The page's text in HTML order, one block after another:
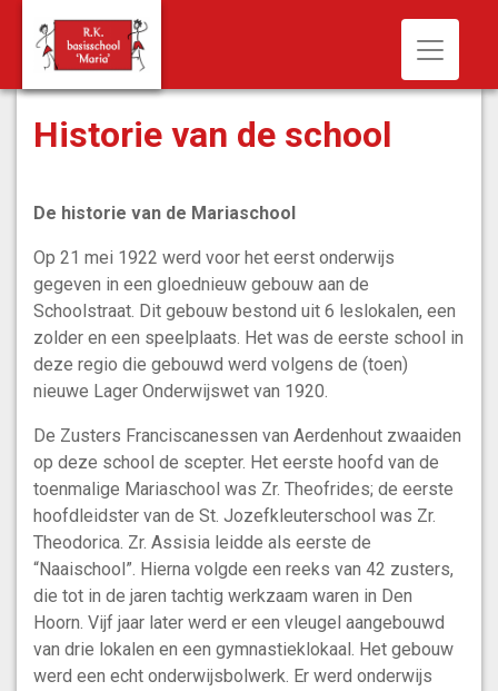
Toggle
Historie van de school
De historie van de Mariaschool
Op 21 mei 1922 werd voor het eerst onderwijs
gegeven in een gloednieuw gebouw aan de
Schoolstraat. Dit gebouw bestond uit 6 leslokalen, een
zolder en een speelplaats. Het was de eerste school in
deze regio die gebouwd werd volgens de (toen)
nieuwe Lager Onderwijswet van 1920.
De Zusters Franciscanessen van Aerdenhout zwaaiden
op deze school de scepter. Het eerste hoofd van de
toenmalige Mariaschool was Zr. Theofrides; de eerste
hoofdleidster van de St. Jozefkleuterschool was Zr.
Theodorica. Zr. Assisia leidde als eerste de
“Naaischool”. Hierna volgde een reeks van 42 zusters,
die tot in de jaren tachtig werkzaam waren in Den
Hoorn. Vijf jaar later werd er een vleugel aangebouwd
van drie lokalen en een gymnastieklokaal. Het gebouw
werd een echt onderwijsbolwerk. Er werd onderwijs